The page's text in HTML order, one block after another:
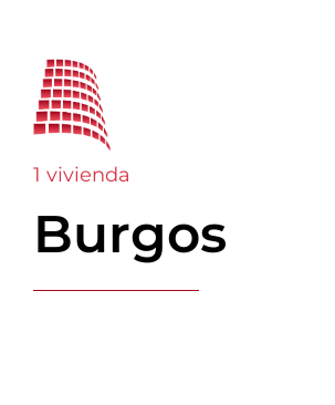
1 vivienda
Burgos